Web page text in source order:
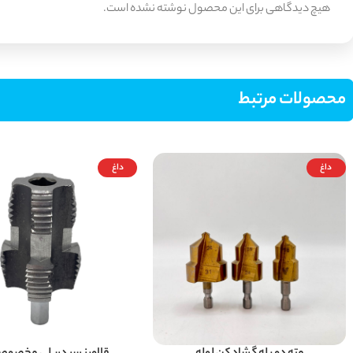
هیچ دیدگاهی برای این محصول نوشته نشده است.
محصولات مرتبط
داغ داغ